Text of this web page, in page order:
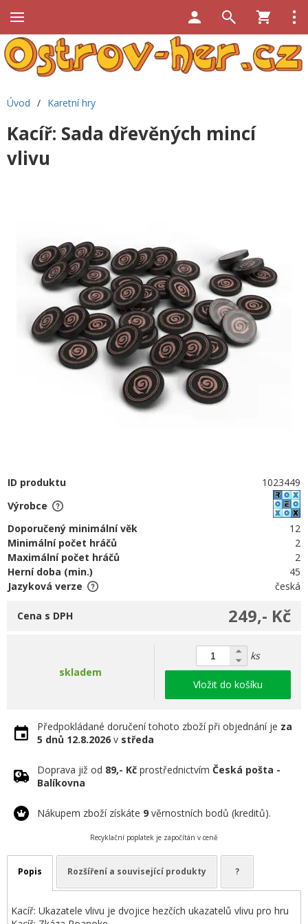
Úvod / Karetní hry
Kacíř: Sada dřevěných mincí
vlivu
ID produktu
1023449
Výrobce
Doporučený minimální věk
12
Minimální počet hráčů
2
Maximální počet hráčů
2
Herní doba (min.)
45
Jazyková verze
česká
249,- Kč
Cena s DPH
skladem
ks
Vložit do košíku
Předpokládané doručení tohoto zboží při objednání je za
5 dnů 12.8.2026 v středa
Doprava již od 89,- Kč prostřednictvím Česká pošta -
Balíkovna
Nákupem zboží získáte 9 věrnostních bodů (kreditů).
Recyklační poplatek je započítán v ceně
Popis Rozšíření a související produkty ?
Kacíř: Ukazatele vlivu je dvojice hezčích ukazatelů vlivu pro hru